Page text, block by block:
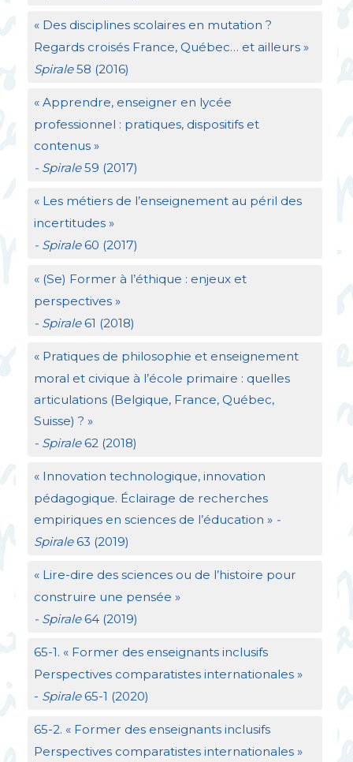
« Des disciplines scolaires en mutation ?
Regards croisés France, Québec… et ailleurs »
Spirale58 (2016)
« Apprendre, enseigner en lycée
professionnel : pratiques, dispositifs et
contenus »
- Spirale59 (2017)
« Les métiers de l’enseignement au péril des
incertitudes »
- Spirale60 (2017)
« (Se) Former à l’éthique : enjeux et
perspectives »
- Spirale61 (2018)
« Pratiques de philosophie et enseignement
moral et civique à l’école primaire : quelles
articulations (Belgique, France, Québec,
Suisse) ? »
- Spirale62 (2018)
« Innovation technologique, innovation
pédagogique. Éclairage de recherches
empiriques en sciences de l’éducation » -
Spirale63 (2019)
« Lire-dire des sciences ou de l’histoire pour
construire une pensée »
- Spirale64 (2019)
65-1. « Former des enseignants inclusifs
Perspectives comparatistes internationales »
- Spirale65-1 (2020)
65-2. « Former des enseignants inclusifs
Perspectives comparatistes internationales »